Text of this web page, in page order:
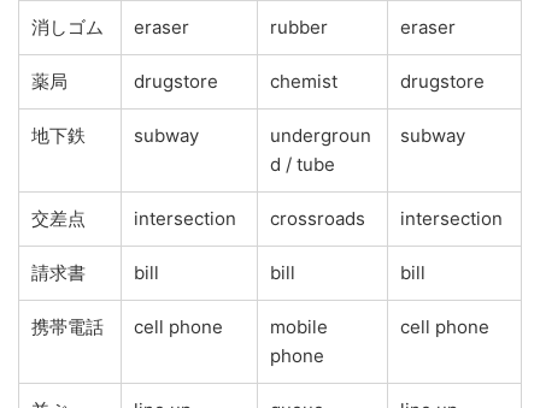
消しゴム eraser rubber eraser
薬局 drugstore chemist drugstore
地下鉄 subway
undergroun
d / tube
subway
交差点 intersection crossroads intersection
請求書 bill bill bill
携帯電話 cell phone
mobile
phone
cell phone